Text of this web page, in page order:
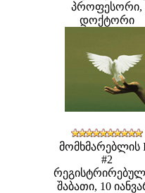
პროფესორი,
დოქტორი
მომხმარებლის
#2
შაბათი, 10